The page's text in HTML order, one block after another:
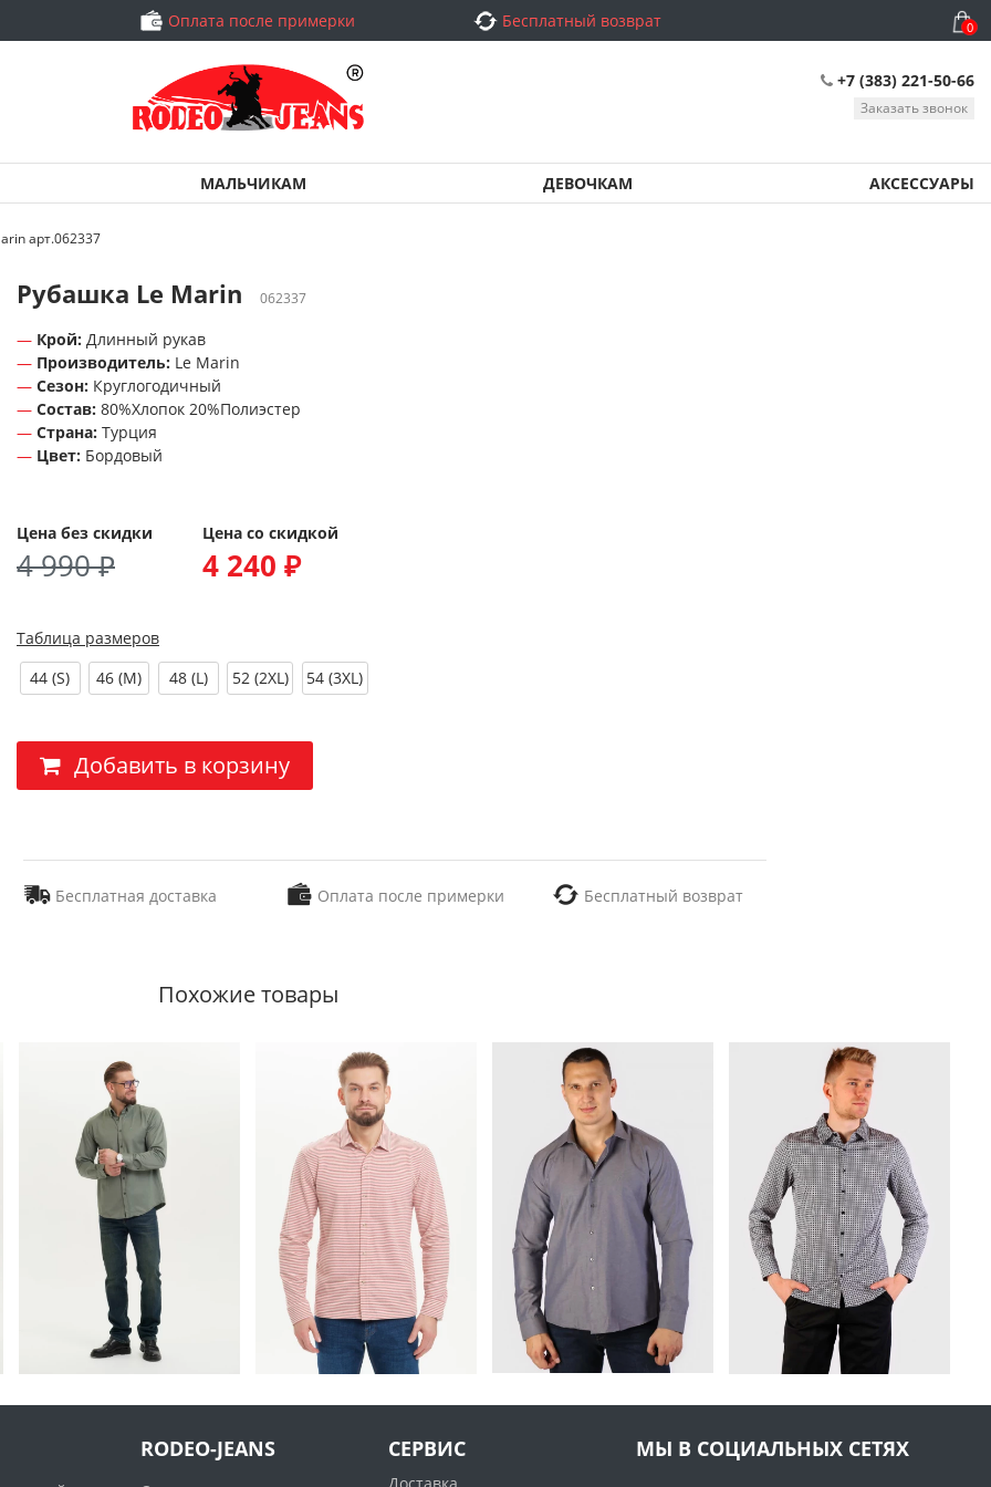
Оплата после примерки Бесплатный возврат 0
+7 (383) 221-50-66
Заказать звонок
МАЛЬЧИКАМ ДЕВОЧКАМ АКСЕССУАРЫ
арт.062337
Рубашка Le Marin 062337
Крой: Длинный рукав
Производитель: Le Marin
Сезон: Круглогодичный
Состав: 80%Хлопок 20%Полиэстер
Страна: Турция
Цвет: Бордовый
Цена без скидки
4 990 ₽
Цена со скидкой
4 240 ₽
Таблица размеров
44 (S)
46 (M) 48 (L) 52 (2XL) 54 (3XL)
Добавить в корзину
Бесплатная доставка Оплата после примерки Бесплатный возврат
Похожие товары
RODEO-JEANS СЕРВИС МЫ В СОЦИАЛЬНЫХ СЕТЯХ